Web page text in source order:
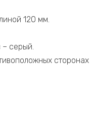
120 мм.
– серый.
сторонах